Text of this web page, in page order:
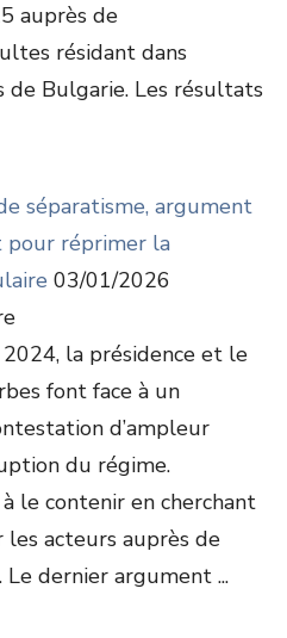
auprès de
résidant dans
Bulgarie. Les résultats
séparatisme, argument
pour réprimer la
03/01/2026
la présidence et le
font face à un
d’ampleur
du régime.
à le contenir en cherchant
les acteurs auprès de
Le dernier argument ...